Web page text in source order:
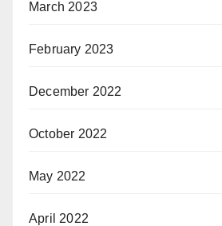
March 2023
February 2023
December 2022
October 2022
May 2022
April 2022